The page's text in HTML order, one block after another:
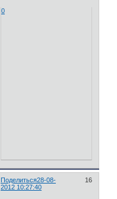
0
Поделиться 16
28-08-
2012 10:27:40